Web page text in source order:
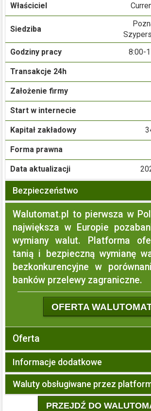
Właściciel
Siedziba
Godziny pracy
8:00-
Transakcje 24h
Założenie firmy
Start w internecie
Kapitał zakładowy
Forma prawna
Data aktualizacji
Bezpieczeństwo
Walutomat.pl to pierwsza w
największa w Europie
wymiany walut. Platforma
tanią i bezpieczną wymianę
bezkonkurencyjne w
banków przelewy zagraniczne.
OFERTA
Oferta
Informacje dodatkowe
Waluty obsługiwane przez
PRZEJDŹ DO